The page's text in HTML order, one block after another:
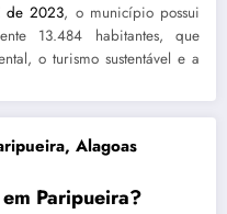
de 2023, o município possui
13.484 habitantes, que
o turismo sustentável e a
Alagoas
Paripueira?